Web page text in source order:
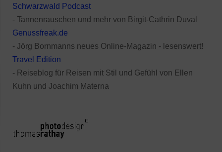
Schwarzwald Podcast
- Tannenrauschen und mehr von Birgit-Cathrin Duval
Genussfreak.de
- Jörg Bornmanns neues Online-Magazin - lesenswert!
Travel Edition
- Reiseblog für Reisen mit Stil und Gefühl von Ellen
Kuhn und Joachim Materna